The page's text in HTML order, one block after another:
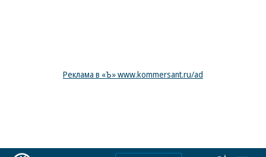
Реклама в «Ъ» www.kommersant.ru/ad